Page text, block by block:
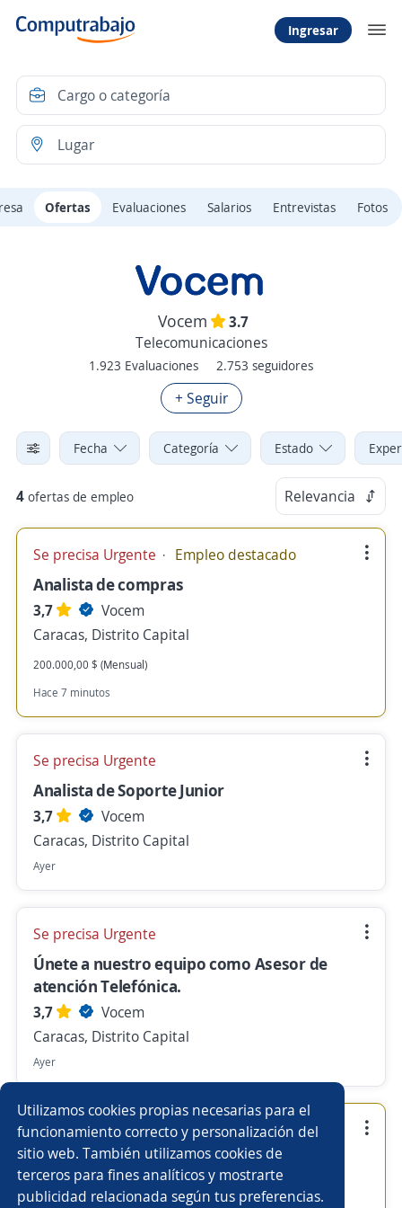
Utilizamos cookies propias necesarias para el
funcionamiento correcto y personalización del
sitio web. También utilizamos cookies de
terceros para fines analíticos y mostrarte
publicidad relacionada según tus preferencias.
Ingresar
Ofertas Evaluaciones Salarios Entrevistas Fotos
Vocem
3.7
Telecomunicaciones
1.923 Evaluaciones 2.753 seguidores
+ Seguir
Fecha Categoría Estado
4 ofertas de empleo Relevancia
Se precisa Urgente Empleo destacado
Analista de compras
3,7
Vocem
Caracas, Distrito Capital
200.000,00 $ (Mensual)
Hace 7 minutos
Se precisa Urgente
Analista de Soporte Junior
3,7
Vocem
Caracas, Distrito Capital
Ayer
Se precisa Urgente
Únete a nuestro equipo como Asesor de
atención Telefónica.
3,7
Vocem
Caracas, Distrito Capital
Ayer
Se precisa Urgente Empleo destacado
¡Es tu oportunidad! Buscamos Operadores
telefónicos